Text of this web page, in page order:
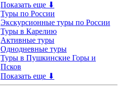
Показать еще ⬇
Туры по России
Экскурсионные туры по России
Туры в Карелию
Активные туры
Однодневные туры
Туры в Пушкинские Горы и
Псков
Показать еще ⬇